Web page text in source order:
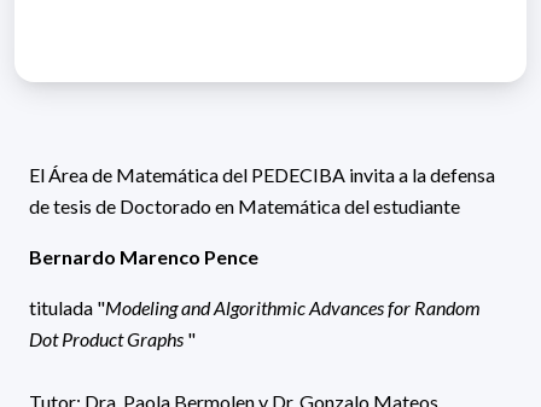
El Área de Matemática del PEDECIBA invita a la defensa
de tesis de Doctorado en Matemática del estudiante
Bernardo Marenco Pence
titulada "Modeling and Algorithmic Advances for Random
Dot Product Graphs "
Tutor: Dra. Paola Bermolen y Dr. Gonzalo Mateos